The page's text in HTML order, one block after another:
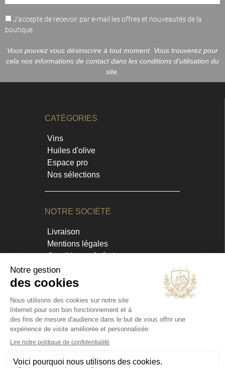
J’accepte de recevoir par e-mail les offres et nouveautés de la
boutique
Vous pouvez vous désinscrire à tout moment. Vous trouverez pour
cela nos informations de contact dans les conditions d'utilisation du
site.
CATÉGORIES
Vins
Huiles d'olive
Espace pro
Nos sélections
NOTRE SOCIÉTÉ
Livraison
Mentions légales
Conditions générales
Contact et horaires
Blog
INFORMATIONS
D 10